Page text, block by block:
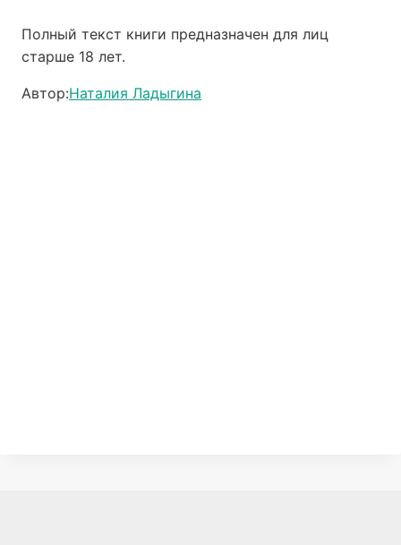
Полный текст книги предназначен для лиц
старше 18 лет.
Автор:Наталия Ладыгина